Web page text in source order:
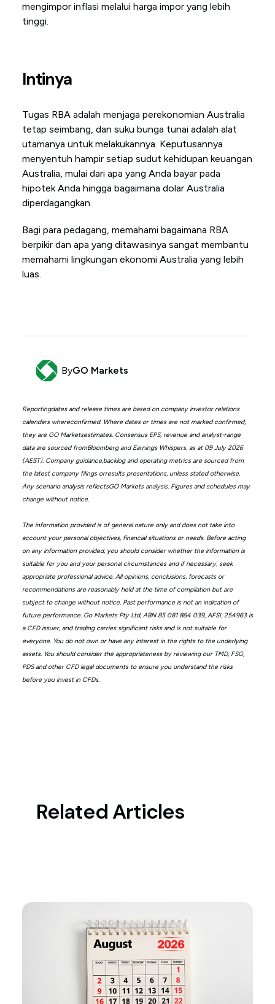
mengimpor inflasi melalui harga impor yang lebih
tinggi.
Intinya
Tugas RBA adalah menjaga perekonomian Australia
tetap seimbang, dan suku bunga tunai adalah alat
utamanya untuk melakukannya. Keputusannya
menyentuh hampir setiap sudut kehidupan keuangan
Australia, mulai dari apa yang Anda bayar pada
hipotek Anda hingga bagaimana dolar Australia
diperdagangkan.
Bagi para pedagang, memahami bagaimana RBA
berpikir dan apa yang ditawasinya sangat membantu
memahami lingkungan ekonomi Australia yang lebih
luas.
ByGO Markets
Reportingdates and release times are based on company investor relations
calendars whereconfirmed. Where dates or times are not marked confirmed,
they are GO Marketsestimates. Consensus EPS, revenue and analyst-range
data are sourced fromBloomberg and Earnings Whispers, as at 09 July 2026
(AEST). Company guidance,backlog and operating metrics are sourced from
the latest company filings orresults presentations, unless stated otherwise.
Any scenario analysis reflectsGO Markets analysis. Figures and schedules may
change without notice.
The information provided is of general nature only and does not take into
account your personal objectives, financial situations or needs. Before acting
on any information provided, you should consider whether the information is
suitable for you and your personal circumstances and if necessary, seek
appropriate professional advice. All opinions, conclusions, forecasts or
recommendations are reasonably held at the time of compilation but are
subject to change without notice. Past performance is not an indication of
future performance. Go Markets Pty Ltd, ABN 85 081 864 039, AFSL 254963 is
a CFD issuer, and trading carries significant risks and is not suitable for
everyone. You do not own or have any interest in the rights to the underlying
assets. You should consider the appropriateness by reviewing our TMD, FSG,
PDS and other CFD legal documents to ensure you understand the risks
before you invest in CFDs.
Related Articles